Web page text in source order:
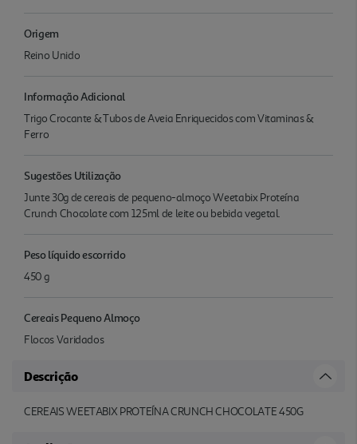
Origem
Reino Unido
Informação Adicional
Trigo Crocante & Tubos de Aveia Enriquecidos com Vitaminas &
Ferro
Sugestões Utilização
Junte 30g de cereais de pequeno-almoço Weetabix Proteína
Crunch Chocolate com 125ml de leite ou bebida vegetal.
Peso líquido escorrido
450 g
Cereais Pequeno Almoço
Flocos Varidados
Descrição
CEREAIS WEETABIX PROTEÍNA CRUNCH CHOCOLATE 450G